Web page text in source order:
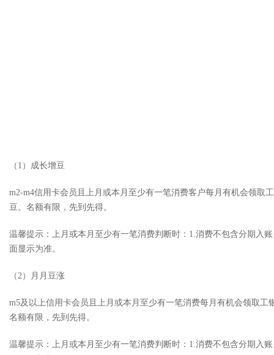
（1）成长增豆
m2-m4信用卡会员且上月或本月至少有一笔消费客户每月有机会领取
豆。名额有限，先到先得。
温馨提示：上月或本月至少有一笔消费判断时：1.消费不包含分期入
面显示为准。
（2）月月豆涨
m5及以上信用卡会员且上月或本月至少有一笔消费每月有机会领取
名额有限，先到先得。
温馨提示：上月或本月至少有一笔消费判断时：1.消费不包含分期入